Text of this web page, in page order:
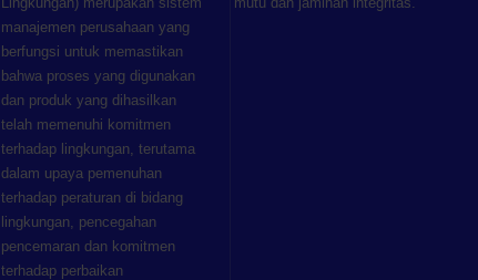
manajemen perusahaan yang
berfungsi untuk memastikan
bahwa proses yang digunakan
dan produk yang dihasilkan
telah memenuhi komitmen
terhadap lingkungan, terutama
dalam upaya pemenuhan
terhadap peraturan di bidang
lingkungan, pencegahan
pencemaran dan komitmen
terhadap perbaikan